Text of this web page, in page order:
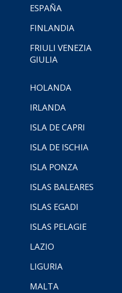
ESPAÑA
FINLANDIA
FRIULI VENEZIA
GIULIA
HOLANDA
IRLANDA
ISLA DE CAPRI
ISLA DE ISCHIA
ISLA PONZA
ISLAS BALEARES
ISLAS EGADI
ISLAS PELAGIE
LAZIO
LIGURIA
MALTA